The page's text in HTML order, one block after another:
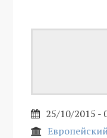
25/10/2015 -